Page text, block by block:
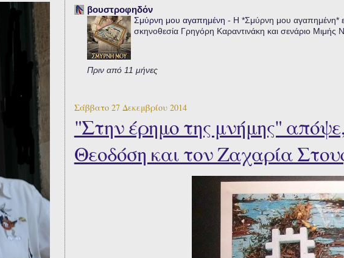
βουστροφηδόν
Σμύρνη μου αγαπημένη - Η *Σμύρνη μου αγαπημένη*
σκηνοθεσία Γρηγόρη Καραντινάκη και σενάριο Μιμής
Πριν από 11 μήνες
Σάββατο 27 Δεκεμβρίου 2014
"Στην έρημο της μνήμης"
Θεοδόση και τον Ζαχαρία